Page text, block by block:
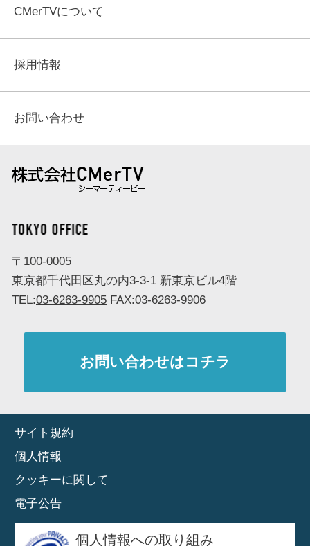
CMerTVについて
採用情報
お問い合わせ
〒100-0005
東京都千代田区丸の内3-3-1 新東京ビル4階
TEL:03-6263-9905 FAX:03-6263-9906
お問い合わせはコチラ
サイト規約
個人情報
クッキーに関して
電子公告
個人情報への取り組み